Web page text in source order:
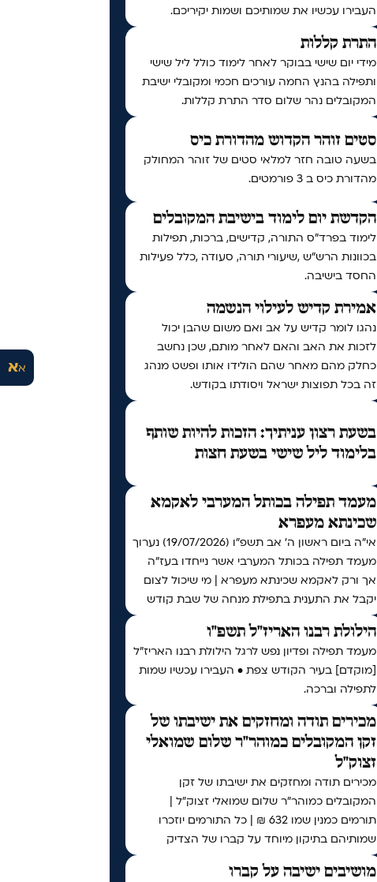
אא
העבירו עכשיו את שמותיכם ושמות יקיריכם.
התרת קללות
מידי יום שישי בבוקר לאחר לימוד כולל ליל שישי
ותפילה בהנץ החמה עורכים חכמי ומקובלי ישיבת
המקובלים נהר שלום סדר התרת קללות.
סטים זוהר הקדוש מהדורת כיס
בשעה טובה חזר למלאי סטים של זוהר המחולק
מהדורת כיס ב 3 פורמטים.
הקדשת יום לימוד בישיבת המקובלים
לימוד בפרד"ס התורה, קדישים, ברכות, תפילות
בכוונות הרש"ש ,שיעורי תורה, סעודה ,כלל פעילות
החסד בישיבה.
אמירת קדיש לעילוי הנשמה
נהגו לומר קדיש על אב ואם משום שהבן יכול
לזכות את האב והאם לאחר מותם, שכן נחשב
כחלק מהם מאחר שהם הולידו אותו ופשט מנהג
זה בכל תפוצות ישראל ויסודתו בקודש.
בשעת רצון עניתיך: הזכות להיות שותף
בלימוד ליל שישי בשעת חצות
מעמד תפילה בכותל המערבי לאקמא
שכינתא מעפרא
אי"ה ביום ראשון ה׳ אב תשפ״ו (19/07/2026) נערוך
מעמד תפילה בכותל המערבי אשר נייחדו בעז"ה
אך ורק לאקמא שכינתא מעפרא | מי שיכול לצום
יקבל את התענית בתפילת מנחה של שבת קודש
הילולת רבנו האריז"ל תשפ"ו
מעמד תפילה ופדיון נפש לרגל הילולת רבנו האריז"ל
[מוקדם] בעיר הקודש צפת • העבירו עכשיו שמות
לתפילה וברכה.
מכירים תודה ומחזקים את ישיבתו של
זקן המקובלים כמוהר"ר שלום שמואלי
זצוק"ל
מכירים תודה ומחזקים את ישיבתו של זקן
המקובלים כמוהר"ר שלום שמואלי זצוק"ל |
תורמים כמנין שמו 632 ₪ | כל התורמים יוזכרו
שמותיהם בתיקון מיוחד על קברו של הצדיק
מושיבים ישיבה על קברו